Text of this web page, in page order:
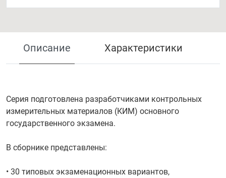
Описание Характеристики
Серия подготовлена разработчиками контрольных
измерительных материалов (КИМ) основного
государственного экзамена.
В сборнике представлены:
• 30 типовых экзаменационных вариантов,